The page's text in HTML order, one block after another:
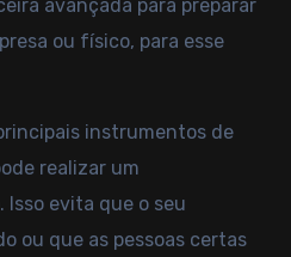
avançada para preparar
ou físico, para esse
instrumentos de
realizar um
evita que o seu
ou que as pessoas certas